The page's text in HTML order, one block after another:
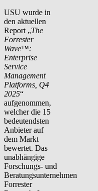
USU wurde in
den aktuellen
Report „The
Forrester
Wave™:
Enterprise
Service
Management
Platforms, Q4
2025“
aufgenommen,
welcher die 15
bedeutendsten
Anbieter auf
dem Markt
bewertet. Das
unabhängige
Forschungs- und
Beratungsunternehmen
Forrester